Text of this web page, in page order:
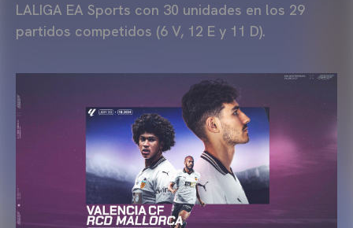
LALIGA EA Sports con 30 unidades en los 29
partidos competidos (6 V, 12 E y 11 D).